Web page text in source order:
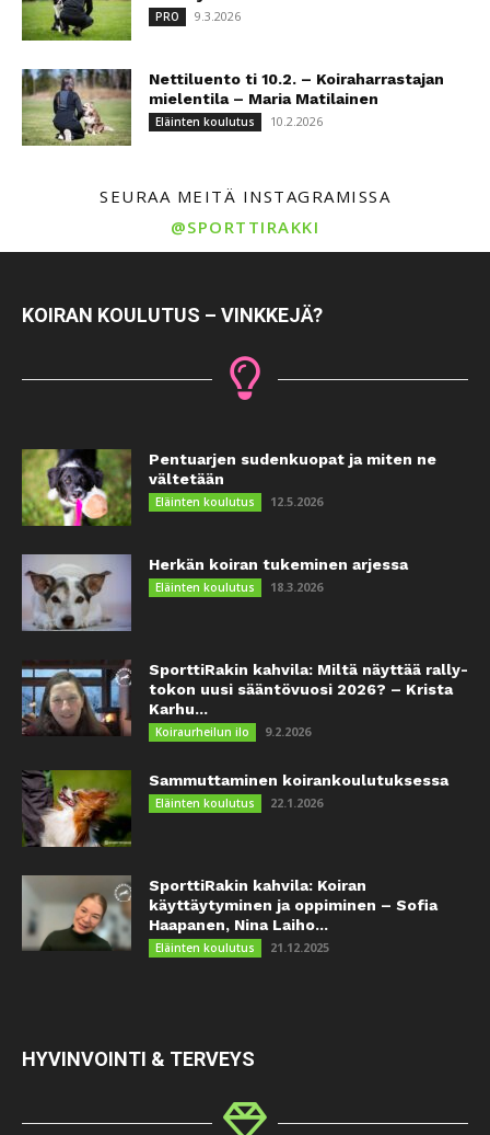
PRO 9.3.2026
Nettiluento ti 10.2. – Koiraharrastajan
mielentila – Maria Matilainen
Eläinten koulutus 10.2.2026
SEURAA MEITÄ INSTAGRAMISSA
@SPORTTIRAKKI
KOIRAN KOULUTUS – VINKKEJÄ?
Pentuarjen sudenkuopat ja miten ne
vältetään
Eläinten koulutus 12.5.2026
Herkän koiran tukeminen arjessa
Eläinten koulutus 18.3.2026
SporttiRakin kahvila: Miltä näyttää rally-
tokon uusi sääntövuosi 2026? – Krista
Karhu...
Koiraurheilun ilo 9.2.2026
Sammuttaminen koirankoulutuksessa
Eläinten koulutus 22.1.2026
SporttiRakin kahvila: Koiran
käyttäytyminen ja oppiminen – Sofia
Haapanen, Nina Laiho...
Eläinten koulutus 21.12.2025
HYVINVOINTI & TERVEYS